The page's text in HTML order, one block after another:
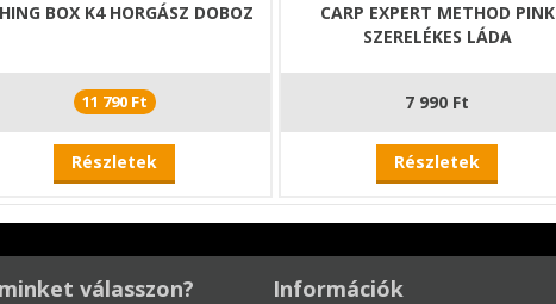
BOX K4 HORGÁSZ DOBOZ
11 790 Ft
Részletek
CARP EXPERT METHOD PINK
SZERELÉKES LÁDA
7 990 Ft
Részletek
válasszon? Információk